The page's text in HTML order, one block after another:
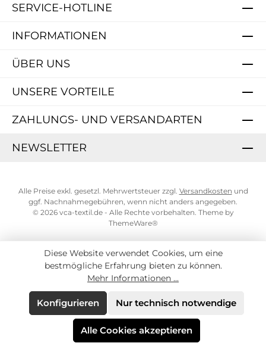
SERVICE-HOTLINE
INFORMATIONEN
ZAHLUNGS- UND VERSANDARTEN
ÜBER UNS
UNSERE VORTEILE
NEWSLETTER
Alle Preise exkl. gesetzl. Mehrwertsteuer zzgl. Versandkosten und
ggf. Nachnahmegebühren, wenn nicht anders angegeben.
© 2026 vca-textil.de - Alle Rechte vorbehalten. Theme by
ThemeWare®
Diese Website verwendet Cookies, um eine
bestmögliche Erfahrung bieten zu können.
Mehr Informationen ...
Nur technisch notwendige
Konfigurieren
Alle Cookies akzeptieren